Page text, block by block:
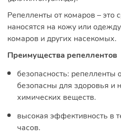
Репелленты от комаров – это
наносятся на кожу или
комаров и других насекомых.
Преимущества репеллентов
безопасность: репелленты
безопасны для здоровья и
химических веществ.
высокая эффективность в
часов.